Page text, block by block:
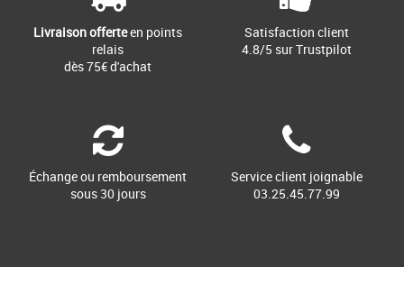
Livraison offerteen points
relais
dès 75€ d'achat
Satisfaction client
4.8/5 sur Trustpilot
Échange ou remboursement
sous 30 jours
Service client joignable
03.25.45.77.99